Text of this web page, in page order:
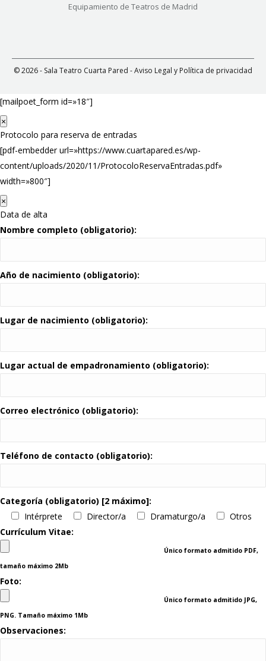
Equipamiento de Teatros de Madrid
© 2026 - Sala Teatro Cuarta Pared -Aviso Legal y Política de privacidad
[mailpoet_form id=»18″]
×
Protocolo para reserva de entradas
[pdf-embedder url=»https://www.cuartapared.es/wp-
content/uploads/2020/11/ProtocoloReservaEntradas.pdf»
width=»800″]
×
Data de alta
Nombre completo (obligatorio):
Año de nacimiento (obligatorio):
Lugar de nacimiento (obligatorio):
Lugar actual de empadronamiento (obligatorio):
Correo electrónico (obligatorio):
Teléfono de contacto (obligatorio):
Categoría (obligatorio) [2 máximo]:
Intérprete
Director/a Dramaturgo/a
Otros
Currículum Vitae:
Único formato admitido PDF,
tamaño máximo 2Mb
Foto:
Único formato admitido JPG,
PNG. Tamaño máximo 1Mb
Observaciones: